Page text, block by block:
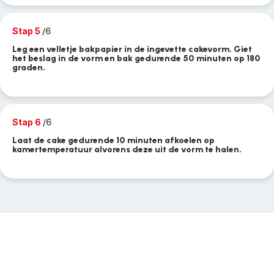
Stap 5 /6
Leg een velletje bakpapier in de ingevette cakevorm. Giet
het beslag in de vorm en bak gedurende 50 minuten op 180
graden.
Stap 6 /6
Laat de cake gedurende 10 minuten afkoelen op
kamertemperatuur alvorens deze uit de vorm te halen.